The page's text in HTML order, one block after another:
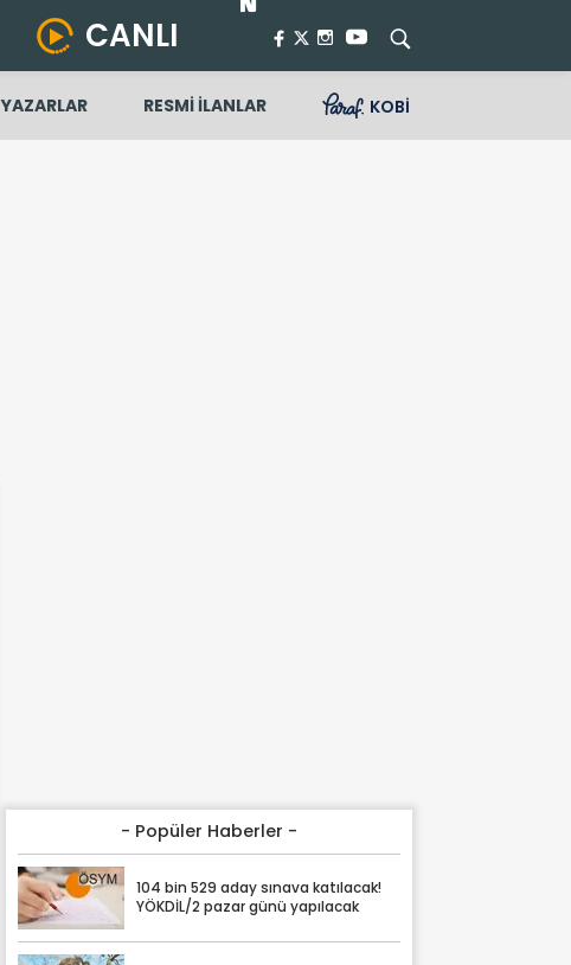
CANLI
YAZARLAR RESMİ İLANLAR KOBİ
- Popüler Haberler -
104 bin 529 aday sınava katılacak!
YÖKDİL/2 pazar günü yapılacak